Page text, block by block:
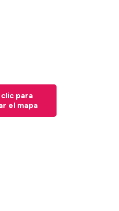
clic para
el mapa